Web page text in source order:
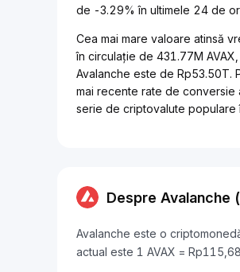
de -3.29% în ultimele 24 de
Cea mai mare valoare atinsă
în circulație de 431.77M
Avalanche este de Rp53.50T.
mai recente rate de conversie
serie de criptovalute populare
Despre Avalanche
Avalanche este o
actual este 1 AVAX =